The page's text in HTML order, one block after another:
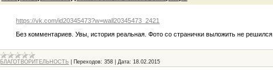
https://vk.com/id20345473?w=wall20345473_2421
Без комментариев. Увы, история реальная. Фото со странички выложить не решился.
БЛАГОТВОРИТЕЛЬНОСТЬ Переходов: 358 |Дата: 18.02.2015